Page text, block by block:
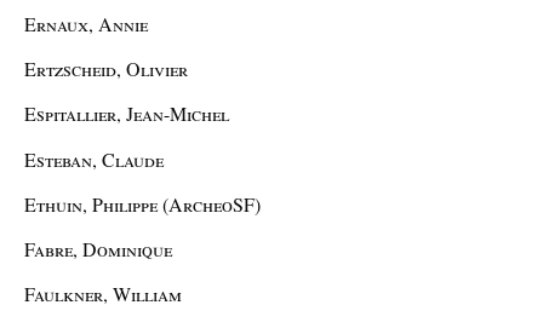
Ernaux, Annie
Ertzscheid, Olivier
Espitallier, Jean-Michel
Esteban, Claude
Ethuin, Philippe (ArcheoSF)
Fabre, Dominique
Faulkner, William